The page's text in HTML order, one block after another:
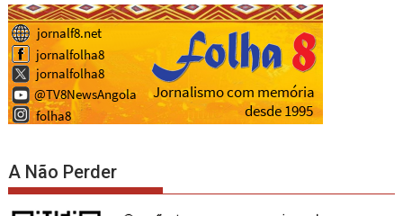
A Não Perder